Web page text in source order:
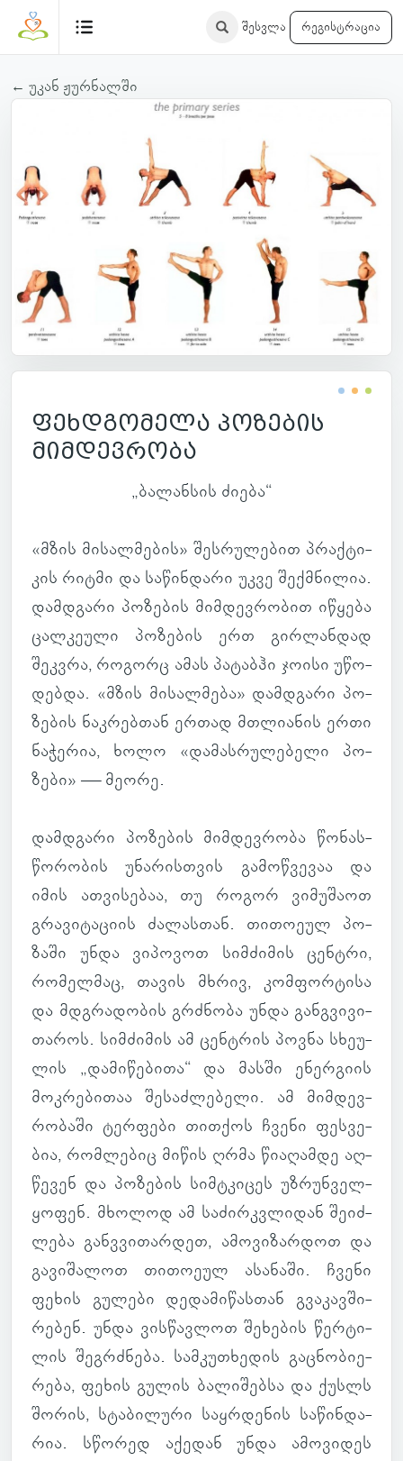
შესვლა რეგისტრაცია
← უკან ჟურნალში
ფეხდგომელა პოზების
მიმდევრობა
„ბა­ლან­სის ძიება“
«მზის მი­სალ­მე­ბის» შეს­რუ­ლე­ბით პრაქ­ტი­
კის რიტმი და სა­წინ­დარი უკვე შექ­მნი­ლია.
დამ­დგარი პო­ზე­ბის მიმ­დევ­რო­ბით იწყება
ცალ­კე­ული პო­ზე­ბის ერთ გირ­ლან­დად
შეკ­ვრა, რო­გორც ამას პა­ტა­ბჰი ჯოისი უწო­
დებდა. «მზის მი­სალ­მება» დამ­დგარი პო­
ზე­ბის ნაკ­რებ­თან ერთად მთლი­ა­ნის ერთი
ნა­ჭე­რია, ხოლო «და­მას­რუ­ლე­ბელი პო­
ზები» — მეორე.
დამ­დგარი პო­ზე­ბის მიმ­დევ­რობა წო­ნას­
წო­რო­ბის უნა­რის­თვის გა­მოწ­ვე­ვაა და
იმის ათ­ვი­სე­ბაა, თუ როგორ ვი­მუ­შაოთ
გრა­ვი­ტა­ციის ძა­ლას­თან. თი­თო­ეულ პო­
ზაში უნდა ვი­პო­ვოთ სიმ­ძი­მის ცენ­ტრი,
რო­მელ­მაც, თავის მხრივ, კომ­ფორ­ტისა
და მდგრა­დო­ბის გრძნობა უნდა გან­გვი­ვი­
თა­როს. სიმ­ძი­მის ამ ცენ­ტრის პოვნა სხე­უ­
ლის „და­მი­წე­ბითა“ და მასში ენერ­გიის
მოკ­რე­ბი­თაა შე­საძ­ლე­ბელი. ამ მიმ­დევ­
რო­ბაში ტერ­ფები თით­ქოს ჩვენი ფეს­ვე­
ბია, რომ­ლე­ბიც მიწის ღრმა წი­ა­ღამდე აღ­
წე­ვენ და პო­ზე­ბის სიმ­ტკი­ცეს უზ­რუნ­ველ­
ყო­ფენ. მხო­ლოდ ამ სა­ძირ­კვლი­დან შე­იძ­
ლება განვვი­თარ­დეთ, ამო­ვი­ზარ­დოთ და
გა­ვი­შა­ლოთ თი­თო­ეულ ასა­ნაში. ჩვენი
ფეხის გუ­ლები დე­და­მი­წას­თან გვა­კავ­ში­
რე­ბენ. უნდა ვის­წავ­ლოთ შე­ხე­ბის წერ­ტი­
ლის შეგ­რძნება. სამ­კუ­თხე­დის გაც­ნო­ბი­ე­
რება, ფეხის გულის ბა­ლი­შებსა და ქუსლს
შორის, სტა­ბი­ლური საყ­რდე­ნის სა­წინ­და­
რია. სწო­რედ აქე­დან უნდა ამო­ვი­დეს